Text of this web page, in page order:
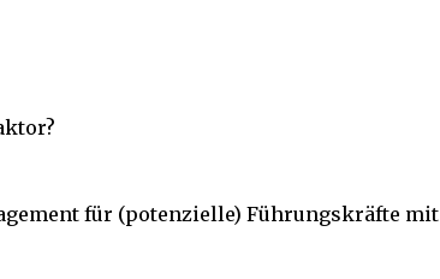
für (potenzielle) Führungskräfte mit